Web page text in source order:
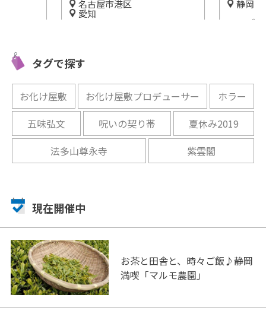
名古屋市港区
愛知
型恐怖体験
静岡
マンゴー
タグで探す
お化け屋敷 お化け屋敷プロデューサー
ホラー
五味弘文
呪いの契り帯
夏休み2019
法多山尊永寺
紫雲閣
現在開催中
お茶と田舎と、時々ご飯♪静岡
満喫「マルモ農園」